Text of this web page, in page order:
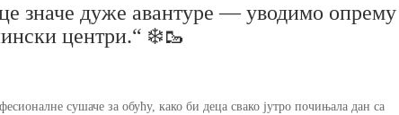
значе дуже авантуре — уводимо опрему
центри.“ ❄️🥾
сушаче за обућу, како би деца свако јутро почињала дан са